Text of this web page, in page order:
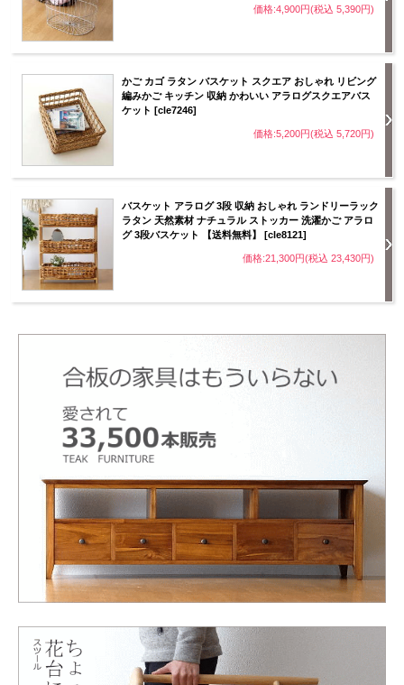
価格:4,900円(税込 5,390円)
かご カゴ ラタン バスケット スクエア おしゃれ リビング
編みかご キッチン 収納 かわいい アラログスクエアバス
ケット [cle7246]
価格:5,200円(税込 5,720円)
バスケット アラログ 3段 収納 おしゃれ ランドリーラック
ラタン 天然素材 ナチュラル ストッカー 洗濯かご アラロ
グ 3段バスケット 【送料無料】 [cle8121]
価格:21,300円(税込 23,430円)